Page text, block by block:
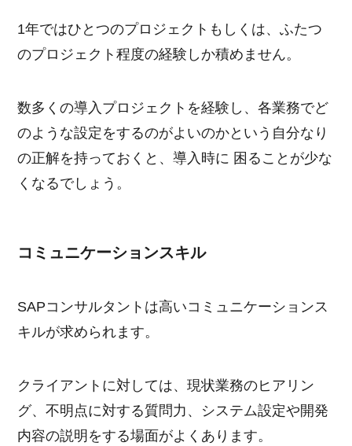
1年ではひとつのプロジェクトもしくは、ふたつ
のプロジェクト程度の経験しか積めません。
数多くの導入プロジェクトを経験し、各業務でど
のような設定をするのがよいのかという自分なり
の正解を持っておくと、導入時に 困ることが少な
くなるでしょう。
コミュニケーションスキル
SAPコンサルタントは高いコミュニケーションス
キルが求められます。
クライアントに対しては、現状業務のヒアリン
グ、不明点に対する質問力、システム設定や開発
内容の説明をする場面がよくあります。